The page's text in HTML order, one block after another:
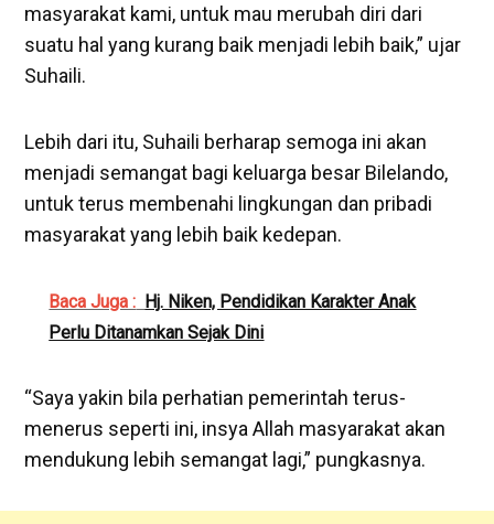
masyarakat kami, untuk mau merubah diri dari
suatu hal yang kurang baik menjadi lebih baik,” ujar
Suhaili.
Lebih dari itu, Suhaili berharap semoga ini akan
menjadi semangat bagi keluarga besar Bilelando,
untuk terus membenahi lingkungan dan pribadi
masyarakat yang lebih baik kedepan.
Baca Juga : Hj. Niken, Pendidikan Karakter Anak
Perlu Ditanamkan Sejak Dini
“Saya yakin bila perhatian pemerintah terus-
menerus seperti ini, insya Allah masyarakat akan
mendukung lebih semangat lagi,” pungkasnya.